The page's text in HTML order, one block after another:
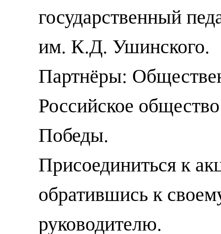
государственный
им. К.Д. Ушинского.
Партнёры:
Российское
Победы.
Присоединиться к
обратившись к
руководителю.